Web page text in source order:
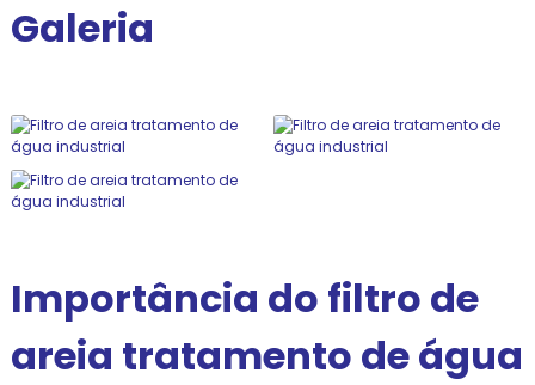
Galeria
Importância do filtro de
areia tratamento de água